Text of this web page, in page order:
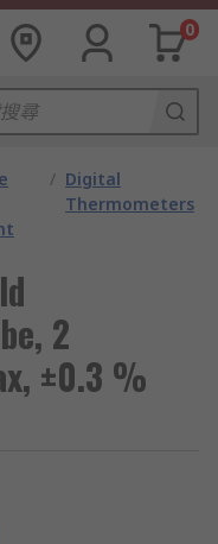
0
/ Digital
Thermometers
2
±0.3 %